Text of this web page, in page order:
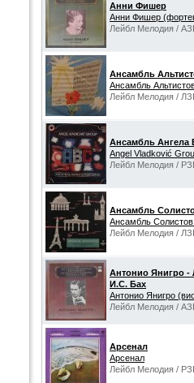
Анни Фишер
Анни Фишер
Лейбл Мелодия /
Ансамбль
Ансамбль
Лейбл Мелодия /
Ансамбль Ангела
Angel Vladković
Лейбл Мелодия /
Ансамбль
Ансамбль
Лейбл Мелодия /
Антонио Янигро -
И.С. Бах
Антонио Янигро
Лейбл Мелодия /
Арсенал
Арсенал
Лейбл Мелодия /